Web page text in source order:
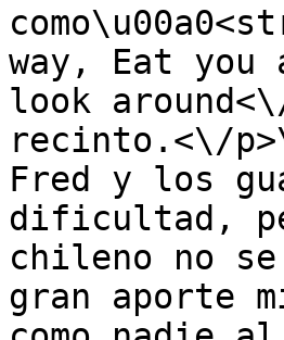
way, Eat
look
recinto.<\/
Fred y los
dificultad,
chileno no
gran aporte